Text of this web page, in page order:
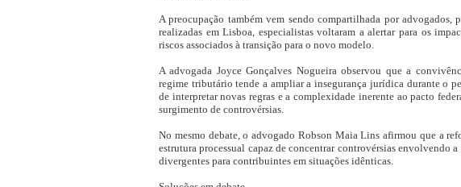
A preocupação também vem sendo compartilhada por advogados,
realizadas em Lisboa, especialistas voltaram a alertar para os
riscos associados à transição para o novo modelo.
A advogada Joyce Gonçalves Nogueira observou que a
regime tributário tende a ampliar a insegurança jurídica durante o
de interpretar novas regras e a complexidade inerente ao pacto
surgimento de controvérsias.
No mesmo debate, o advogado Robson Maia Lins afirmou que a
estrutura processual capaz de concentrar controvérsias envolvendo
divergentes para contribuintes em situações idênticas.